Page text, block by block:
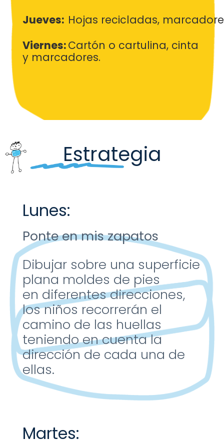
Jueves: Hojas recicladas,
Viernes:Cartón o cartulina, cinta
y marcadores.
Estrategia
Lunes:
Ponte en mis zapatos
Dibujar sobre una superficie
plana moldes de pies
en diferentes direcciones,
losniños recorrerán el
camino de las huellas
teniendo encuenta la
dirección de cada una de
ellas.
Martes: